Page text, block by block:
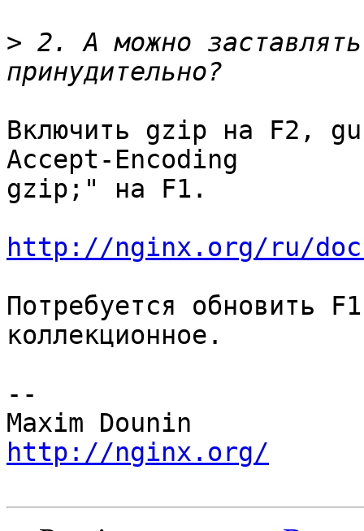
> 2. А можно
Включить gzip на F2,
Accept-Encoding
gzip;" на F1.
http://nginx.org/ru/
Потребуется обновить
коллекционное.
--
http://nginx.org/